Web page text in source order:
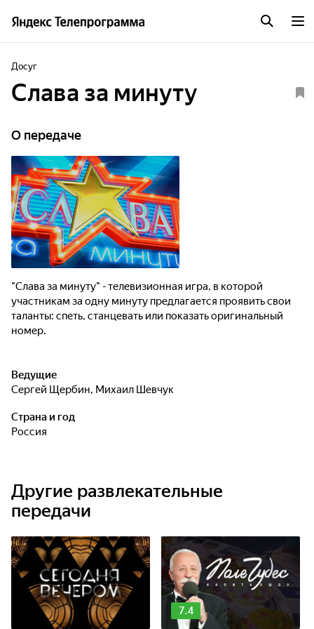
Досуг
Слава за минуту
О передаче
"Слава за минуту" - телевизионная игра, в которой
участникам за одну минуту предлагается проявить свои
таланты: спеть, станцевать или показать оригинальный
номер.
Ведущие
Сергей Щербин, Михаил Шевчук
Страна и год
Россия
Другие развлекательные
передачи
7.4